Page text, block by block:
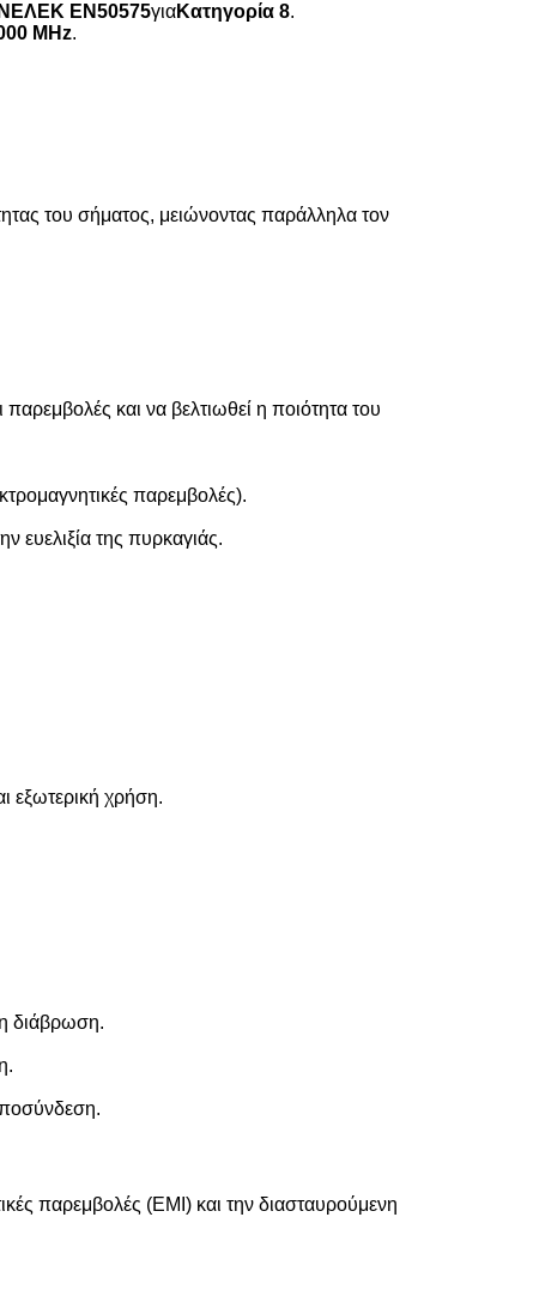
EN50575γιαΚατηγορία 8.
MHz.
του σήματος, μειώνοντας παράλληλα τον
παρεμβολές και να βελτιωθεί η ποιότητα του
παρεμβολές).
ευελιξία της πυρκαγιάς.
εξωτερική χρήση.
διάβρωση.
παρεμβολές (EMI) και την διασταυρούμενη